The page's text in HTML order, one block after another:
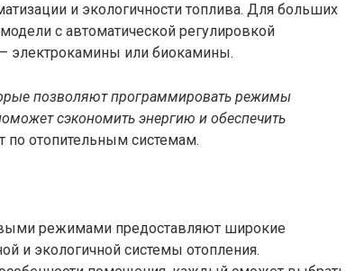
и экологичности топлива. Для больших
с автоматической регулировкой
электрокамины или биокамины.
позволяют программировать режимы
сэкономить энергию и обеспечить
по отопительным системам.
режимами предоставляют широкие
и экологичной системы отопления.